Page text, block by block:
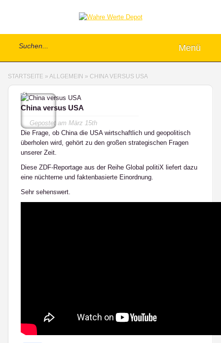
Menü
STARTSEITE » ALLGEMEIN » CHINA VERSUS USA
3
China versus USA
Gepostet am März 15th
Die Frage, ob China die USA wirtschaftlich und geopolitisch
überholen wird, gehört zu den großen strategischen Fragen
unserer Zeit.
Diese ZDF-Reportage aus der Reihe Global politiX liefert dazu
eine nüchterne und faktenbasierte Einordnung.
Sehr sehenswert.